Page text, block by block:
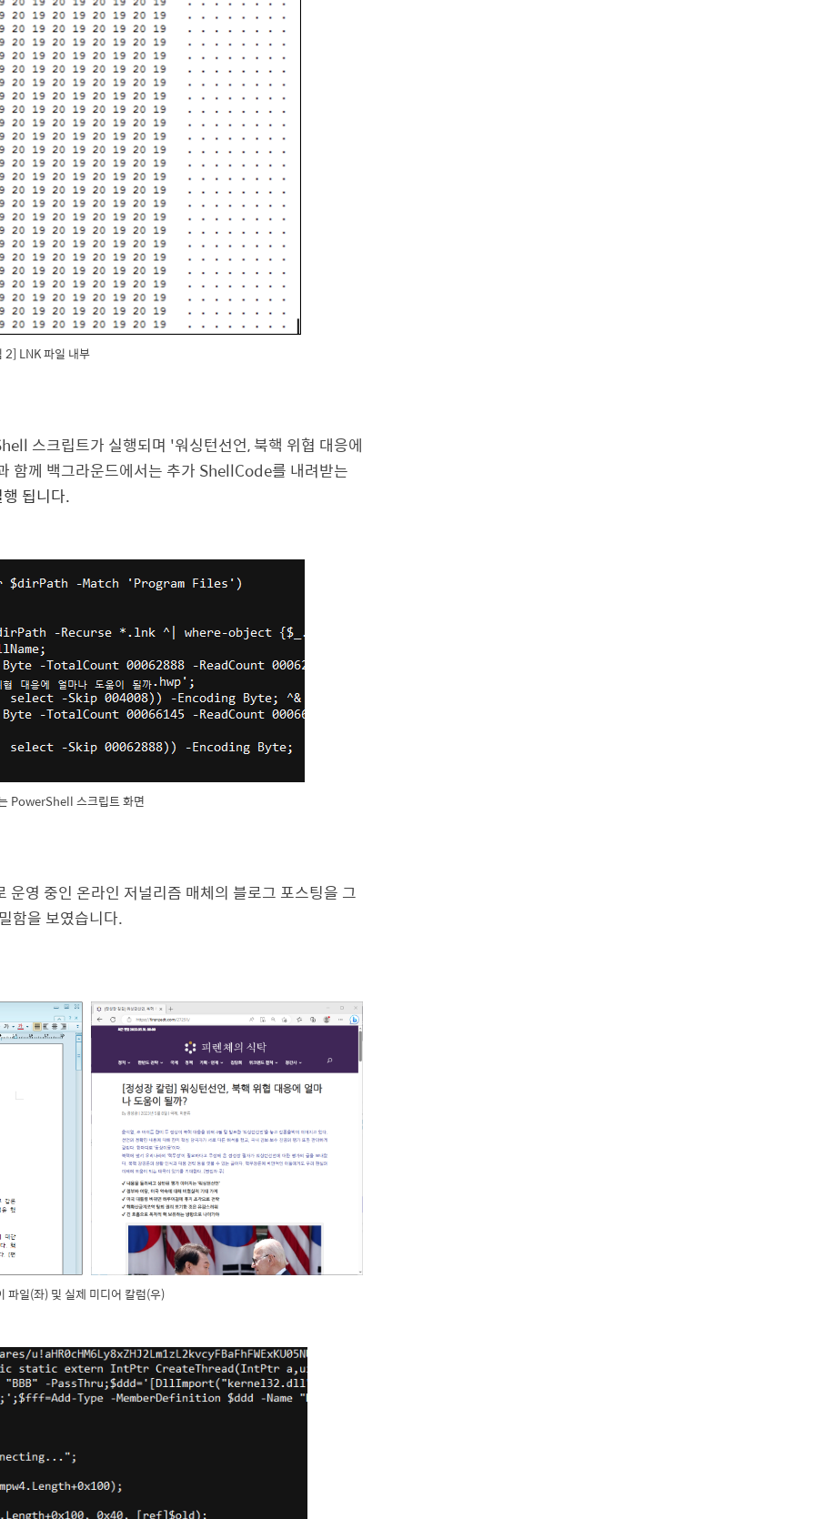
2] LNK 파일 내부
스크립트가 실행되며 '워싱턴선언, 북핵 위협 대응에
함께 백그라운드에서는 추가 ShellCode를 내려받는
됩니다.
PowerShell 스크립트 화면
영 중인 온라인 저널리즘 매체의 블로그 포스팅을 그
함을 보였습니다.
파일(좌) 및 실제 미디어 칼럼(우)